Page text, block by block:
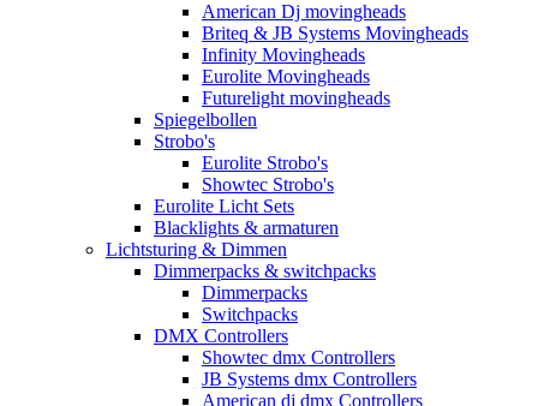
American Dj movingheads
Briteq & JB Systems Movingheads
Infinity Movingheads
Eurolite Movingheads
Futurelight movingheads
Spiegelbollen
Strobo's
Eurolite Strobo's
Showtec Strobo's
Eurolite Licht Sets
Blacklights & armaturen
Lichtsturing & Dimmen
Dimmerpacks & switchpacks
Dimmerpacks
Switchpacks
DMX Controllers
Showtec dmx Controllers
JB Systems dmx Controllers
American dj dmx Controllers